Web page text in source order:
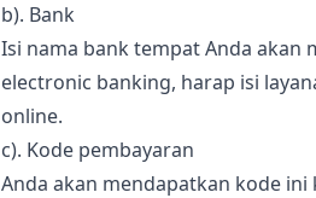
b). Bank
Isi nama bank tempat Anda akan
electronic banking, harap isi
online.
c). Kode pembayaran
Anda akan mendapatkan kode